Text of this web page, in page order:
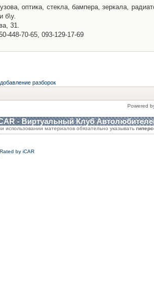
оптика, стекла, бампера, зеркала,
б\у.
31.
448-70-65, 093-129-17-69
разборок
Powered
- Виртуальный Клуб
использовании материалов обязательно указывать